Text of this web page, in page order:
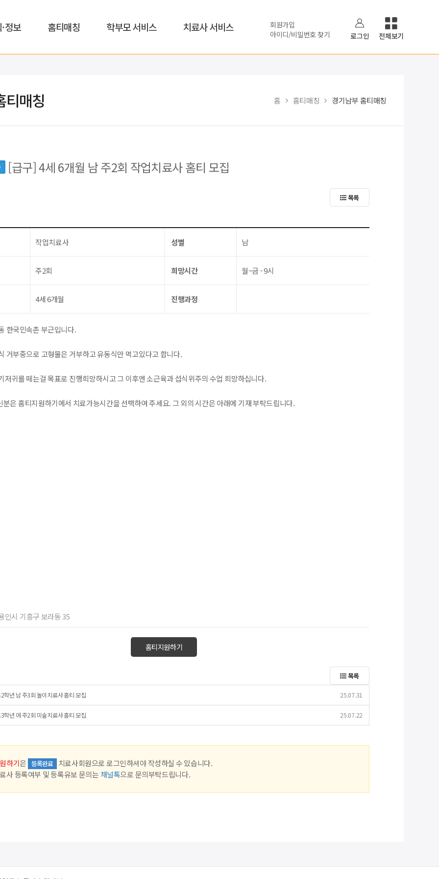
정보 홈티매칭 학부모 서비스 치료사 서비스
회원가입
아이디/비밀번호 찾기
로그인 전체보기
티매칭 홈 홈티매칭 경기남부 홈티매칭
[급구] 4세 6개월 남 주2회 작업치료사 홈티 모집
목록
작업치료사 성별 남
주2회 희망시간 월~금 - 9시
4세 6개월 진행과정
한국민속촌 부근입니다.
거부중으로 고형물은 거부하고 유동식만 먹고있다고 합니다.
저귀를 떼는걸 목표로 진행희망하시고 그 이후엔 소근육과 섭식위주의 수업 희망하십니다.
분은 홈티지원하기에서 치료가능시간을 선택하여 주세요. 그 외의 시간은 아래에 기재 부탁드립니다.
인시 기흥구 보라동 35
홈티지원하기
목록
학년 남 주3회 놀이치료사 홈티 모집 25.07.31
학년 여 주2회 미술치료사 홈티 모집 25.07.22
하기은 등록완료
치료사회원으로 로그인하셔야 작성하실 수 있습니다.
사 등록여부 및 등록유보 문의는 채널톡으로 문의부탁드립니다.